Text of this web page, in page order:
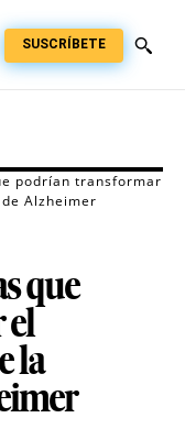
SUSCRÍBETE
podrían transformar
Alzheimer
que
la